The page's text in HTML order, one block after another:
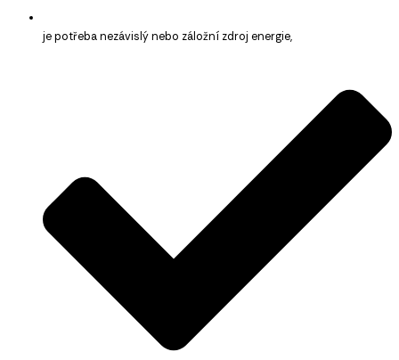
je potřeba nezávislý nebo záložní zdroj energie,